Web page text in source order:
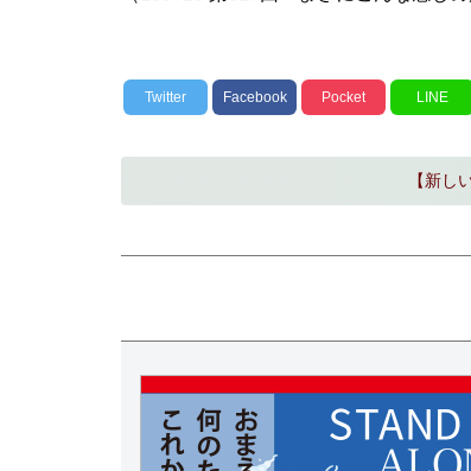
Twitter Facebook Pocket LINE
【新し